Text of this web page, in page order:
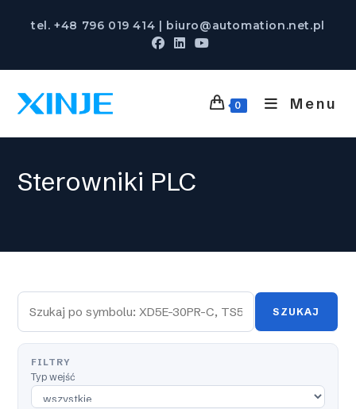
tel. +48 796 019 414 | biuro@automation.net.pl
0 Menu
Sterowniki PLC
SZUKAJ
FILTRY
Typ wejść